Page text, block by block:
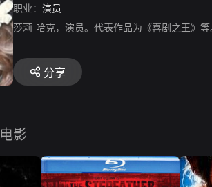
职业： 演员
莎莉·哈克，演员。代表作品为《喜剧之王》等
分享
电影